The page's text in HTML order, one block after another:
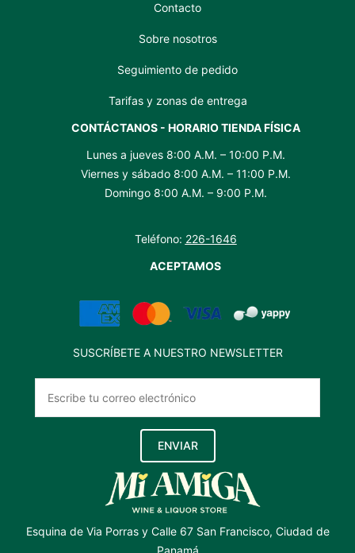
Contacto
Sobre nosotros
Seguimiento de pedido
Tarifas y zonas de entrega
CONTÁCTANOS - HORARIO TIENDA FÍSICA
Lunes a jueves 8:00 A.M. – 10:00 P.M.
Viernes y sábado 8:00 A.M. – 11:00 P.M.
Domingo 8:00 A.M. – 9:00 P.M.
Teléfono: 226-1646
ACEPTAMOS
SUSCRÍBETE A NUESTRO NEWSLETTER
ENVIAR
Esquina de Via Porras y Calle 67 San Francisco, Ciudad de
Panamá